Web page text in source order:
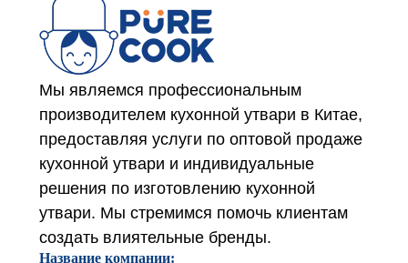
Мы являемся профессиональным
производителем кухонной утвари в Китае,
предоставляя услуги по оптовой продаже
кухонной утвари и индивидуальные
решения по изготовлению кухонной
утвари. Мы стремимся помочь клиентам
создать влиятельные бренды.
Название компании: